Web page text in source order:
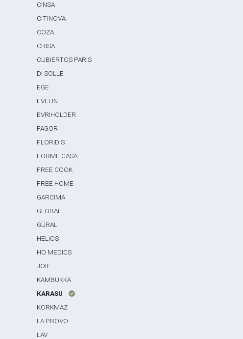
CINSA
CITINOVA
COZA
CRISA
CUBIERTOS PARIS
DI SOLLE
EGE
EVELIN
EVRIHOLDER
FAGOR
FLORIDIS
FORME CASA
FREE COOK
FREE HOME
GARCIMA
GLOBAL
GÜRAL
HELIOS
HO MEDICS
JOIE
KAMBUKKA
KARASU
KORKMAZ
LA PROVO
LAV